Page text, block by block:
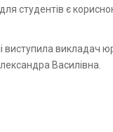
студентів є
виступила викладач
Василівна.